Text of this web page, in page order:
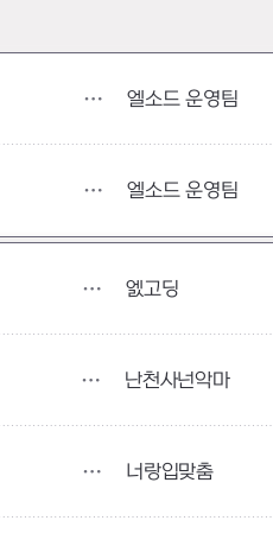
엘소드 운영팀
엘소드 운영팀
엜고딩
난천사넌악마
너랑입맞춤